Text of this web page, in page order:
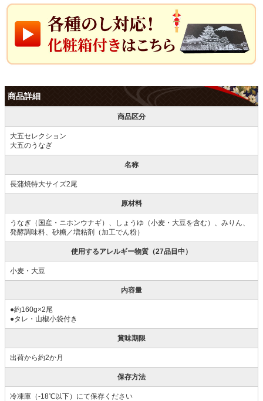
商品詳細
商品区分
大五セレクション
大五のうなぎ
名称
長蒲焼特大サイズ2尾
原材料
うなぎ（国産・ニホンウナギ）、しょうゆ（小麦・大豆を含む）、みりん、
発酵調味料、砂糖／増粘剤（加工でん粉）
使用するアレルギー物質（27品目中）
小麦・大豆
内容量
●約160g×2尾
●タレ・山椒小袋付き
賞味期限
出荷から約2か月
保存方法
冷凍庫（-18℃以下）にて保存ください